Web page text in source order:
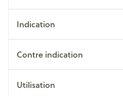
Indication
Contre indication
Utilisation